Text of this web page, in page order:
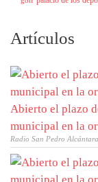
Artículos
Abierto el plazo
municipal en la
Radio San Pedro Alcántara